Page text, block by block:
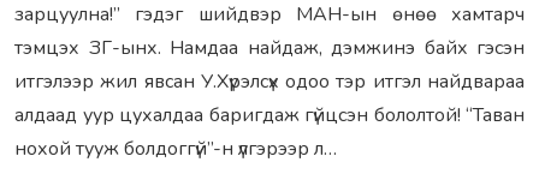
зарцуулна!” гэдэг шийдвэр МАН-ын өнөө хамтарч
тэмцэх ЗГ-ынх. Намдаа найдаж, дэмжинэ байх гэсэн
итгэлээр жил явсан У.Хүрэлсүх одоо тэр итгэл найдвараа
алдаад уур цухалдаа баригдаж гүйцсэн бололтой! “Таван
нохой тууж болдоггүй”-н үлгэрээр л…